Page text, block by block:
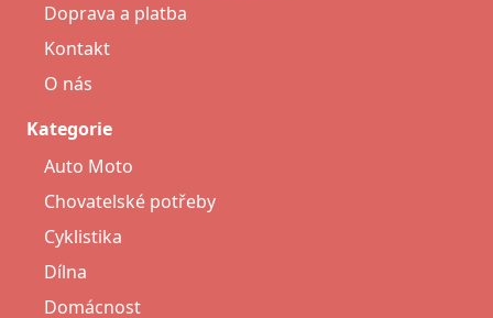
Doprava a platba
Kontakt
O nás
Kategorie
Auto Moto
Chovatelské potřeby
Cyklistika
Dílna
Domácnost